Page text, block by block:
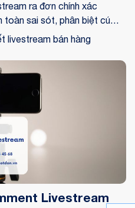
ra đơn chính xác
toàn sai sót, phân biệt cú
shop bùng nổ doanh số.
livestream bán hàng
Livestream